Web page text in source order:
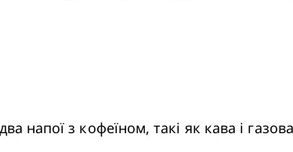
з кофеїном, такі як кава і